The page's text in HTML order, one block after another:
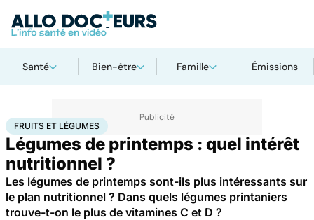
Santé Bien-être Famille Émissions
AccueilSanté Fruits et légumes
FRUITS ET LÉGUMES
Légumes de printemps : quel intérêt
nutritionnel ?
Les légumes de printemps sont-ils plus intéressants sur
le plan nutritionnel ? Dans quels légumes printaniers
trouve-t-on le plus de vitamines C et D ?